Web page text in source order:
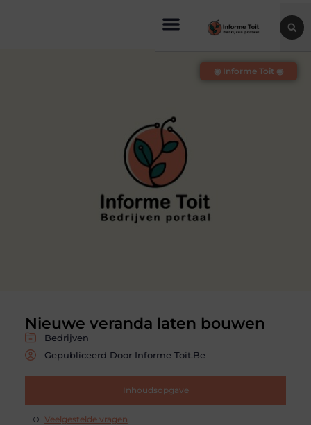
Nieuwe veranda laten bouwen
Bedrijven
Gepubliceerd Door Informe Toit.be
Inhoudsopgave
Veelgestelde vragen
◉ Informe Toit ◉